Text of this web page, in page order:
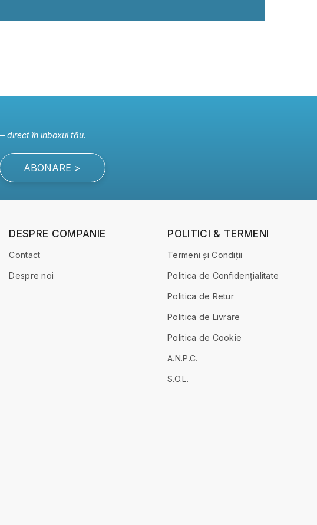
direct în inboxul tău.
ABONARE >
DESPRE COMPANIE
Contact
Despre noi
POLITICI & TERMENI
Termeni și Condiții
Politica de Confidențialitate
Politica de Retur
Politica de Livrare
Politica de Cookie
A.N.P.C.
S.O.L.